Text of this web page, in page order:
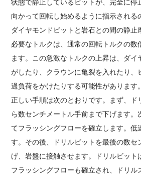
向かって回転し始めるように指示される
ダイヤモンドビットと岩石との間の静止
必要なトルクは、通常の回転トルクの数
ます。この急激なトルクの上昇は、ダ
がしたり、クラウンに亀裂を入れたり、
過負荷をかけたりする可能性があります。
正しい手順は次のとおりです。まず、ド
ら数センチメートル手前まで下げます。
てフラッシングフローを確立します。低
す。その後、ドリルビットを最後の数セ
げ、岩盤に接触させます。ドリルビット
フラッシングフローも確立され、ドリル